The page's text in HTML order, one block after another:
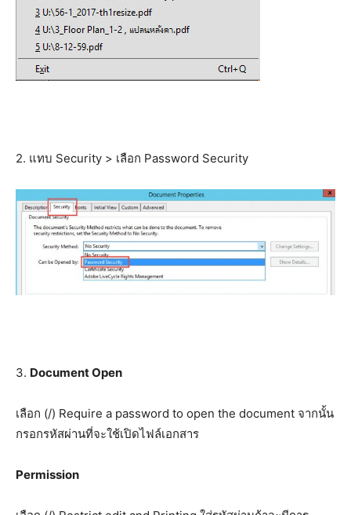
2. แทบ Security > เลือก Password Security
3. Document Open
เลือก (/) Require a password to open the document จากนั้น
กรอกรหัสผ่านที่จะใช้เปิดไฟล์เอกสาร
Permission